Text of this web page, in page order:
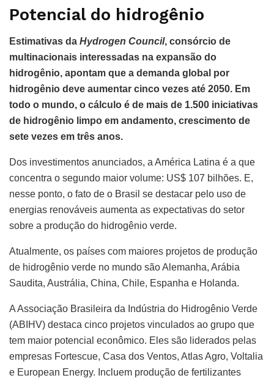
Potencial do hidrogênio
Estimativas da Hydrogen Council, consórcio de
multinacionais interessadas na expansão do
hidrogênio, apontam que a demanda global por
hidrogênio deve aumentar cinco vezes até 2050. Em
todo o mundo, o cálculo é de mais de 1.500 iniciativas
de hidrogênio limpo em andamento, crescimento de
sete vezes em três anos.
Dos investimentos anunciados, a América Latina é a que
concentra o segundo maior volume: US$ 107 bilhões. E,
nesse ponto, o fato de o Brasil se destacar pelo uso de
energias renováveis aumenta as expectativas do setor
sobre a produção do hidrogênio verde.
Atualmente, os países com maiores projetos de produção
de hidrogênio verde no mundo são Alemanha, Arábia
Saudita, Austrália, China, Chile, Espanha e Holanda.
A Associação Brasileira da Indústria do Hidrogênio Verde
(ABIHV) destaca cinco projetos vinculados ao grupo que
tem maior potencial econômico. Eles são liderados pelas
empresas Fortescue, Casa dos Ventos, Atlas Agro, Voltalia
e European Energy. Incluem produção de fertilizantes